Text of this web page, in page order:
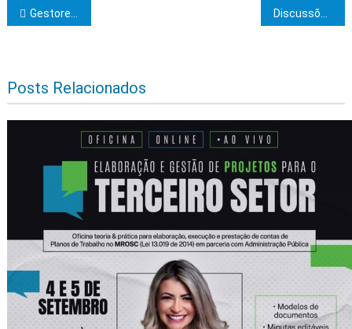
Navegação de Post
Gestores baianos são capacitados sobre emendas especiais
Posts Relacionados